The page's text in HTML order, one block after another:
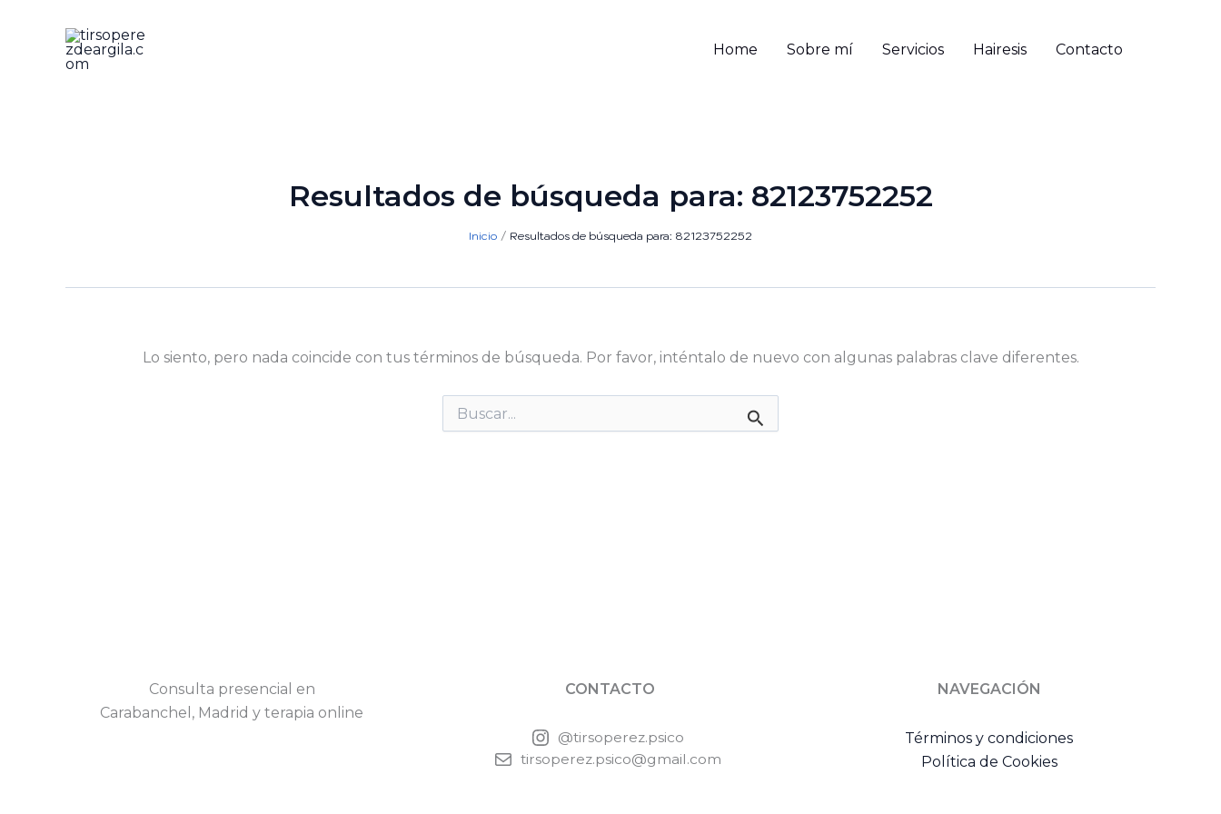
contenido
Home Sobre mí Servicios Hairesis Contacto
Resultados de búsqueda para: 82123752252
Inicio Resultados de búsqueda para: 82123752252
Lo siento, pero nada coincide con tus términos de búsqueda. Por favor, inténtalo de nuevo con algunas palabras clave diferentes.
Buscar
por:
Consulta presencial en
Carabanchel, Madrid y terapia online
CONTACTO
@tirsoperez.psico
tirsoperez.psico@gmail.com
NAVEGACIÓN
Términos y condiciones
Política de Cookies